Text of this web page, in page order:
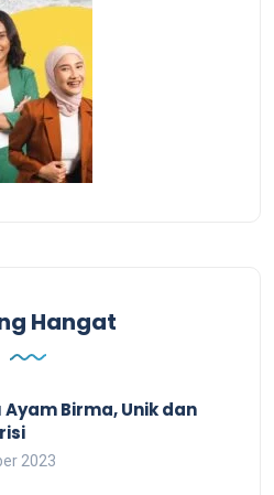
Hangat
Ayam Birma, Unik dan
2023